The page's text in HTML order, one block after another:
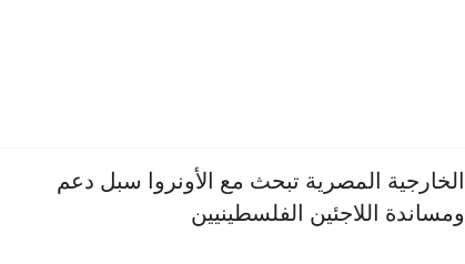
الخارجية المصرية تبحث مع الأونروا سبل دعم
ومساندة اللاجئين الفلسطينيين